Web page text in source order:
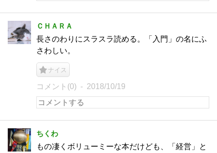
ＣＨＡＲＡ
長さのわりにスラスラ読める。「入門」の名にふ
さわしい。
ナイス
コメント(0) 2018/10/19
ちくわ
もの凄くボリューミーな本だけども、「経営」と